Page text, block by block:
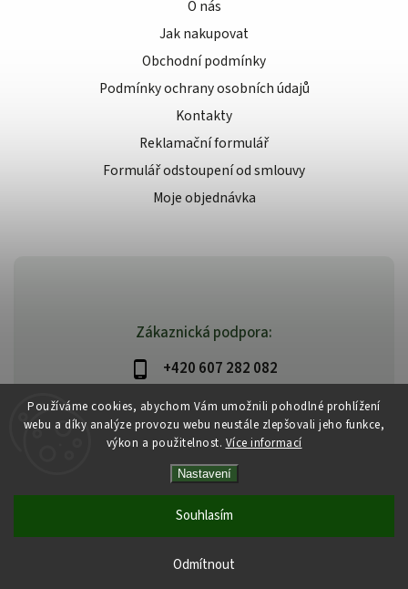
Používáme cookies, abychom Vám umožnili pohodlné prohlížení
webu a díky analýze provozu webu neustále zlepšovali jeho funkce,
výkon a použitelnost. Více informací
Nastavení
Odmítnout
Souhlasím
Zákaznická podpora:
+420 607 282 082
info@beautysystem.cz
O nás
Jak nakupovat
Obchodní podmínky
Podmínky ochrany osobních údajů
Kontakty
Reklamační formulář
Formulář odstoupení od smlouvy
Moje objednávka
Beautysystem.cz
VytvořilShoptet | Design